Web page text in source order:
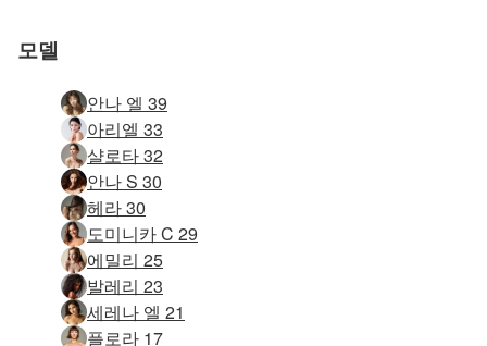
모델
안나 엘 39
아리엘 33
샬로타 32
안나 S 30
헤라 30
도미니카 C 29
에밀리 25
발레리 23
세레나 엘 21
플로라 17